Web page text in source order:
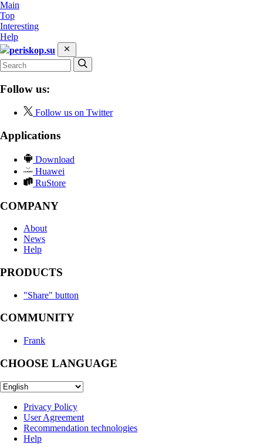
Main
Top
Interesting
Help
periskop.su
Follow us:
Follow us on Twitter
Applications
Download
Huawei
RuStore
COMPANY
About
News
Help
PRODUCTS
"Share" button
COMMUNITY
Frank
CHOOSE LANGUAGE
Privacy Policy
User Agreement
Recommendation technologies
Help